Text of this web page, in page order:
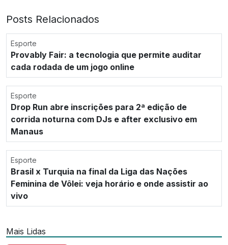
Posts Relacionados
Esporte
Provably Fair: a tecnologia que permite auditar
cada rodada de um jogo online
Esporte
Drop Run abre inscrições para 2ª edição de
corrida noturna com DJs e after exclusivo em
Manaus
Esporte
Brasil x Turquia na final da Liga das Nações
Feminina de Vôlei: veja horário e onde assistir ao
vivo
Mais Lidas